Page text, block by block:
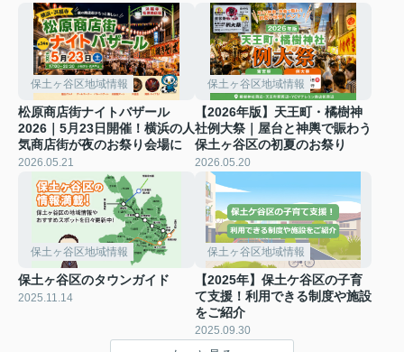
保土ヶ谷区地域情報
松原商店街ナイトバザール
2026｜5月23日開催！横浜の人
気商店街が夜のお祭り会場に
2026.05.21
保土ヶ谷区地域情報
【2026年版】天王町・橘樹神
社例大祭｜屋台と神輿で賑わう
保土ヶ谷区の初夏のお祭り
2026.05.20
保土ヶ谷区地域情報
保土ヶ谷区のタウンガイド
2025.11.14
保土ヶ谷区地域情報
【2025年】保土ケ谷区の子育
て支援！利用できる制度や施設
をご紹介
2025.09.30